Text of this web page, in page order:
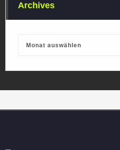
Archives